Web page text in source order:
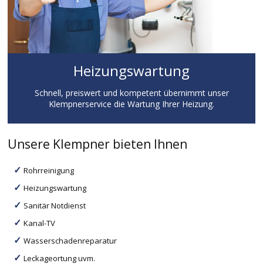
Heizungswartung
Schnell, preiswert und kompetent übernimmt unser
Klempnerservice die Wartung Ihrer Heizung.
Unsere Klempner bieten Ihnen
Rohrreinigung
Heizungswartung
Sanitär Notdienst
Kanal-TV
Wasserschadenreparatur
Leckageortung uvm.